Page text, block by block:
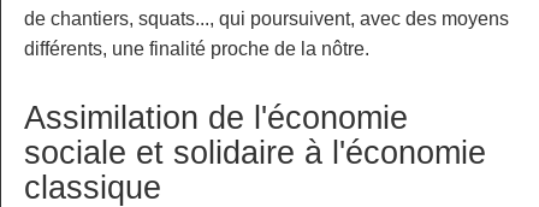
de chantiers, squats..., qui poursuivent, avec des moyens
différents, une finalité proche de la nôtre.
Assimilation de l'économie
sociale et solidaire à l'économie
classique